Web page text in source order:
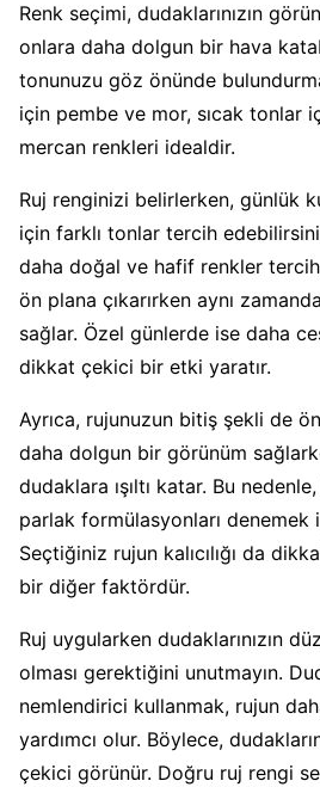
Renk seçimi, dudaklarınızın
onlara daha dolgun bir hava
tonunuzu göz önünde
için pembe ve mor, sıcak tonlar
mercan renkleri idealdir.
Ruj renginizi belirlerken, günlük
için farklı tonlar tercih
daha doğal ve hafif renkler tercih
ön plana çıkarırken aynı
sağlar. Özel günlerde ise daha
dikkat çekici bir etki yaratır.
Ayrıca, rujunuzun bitiş şekli de
daha dolgun bir görünüm
dudaklara ışıltı katar. Bu
parlak formülasyonları
Seçtiğiniz rujun kalıcılığı da
bir diğer faktördür.
Ruj uygularken dudaklarınızın
olması gerektiğini unutmayın.
nemlendirici kullanmak, rujun
yardımcı olur. Böylece,
çekici görünür. Doğru ruj rengi